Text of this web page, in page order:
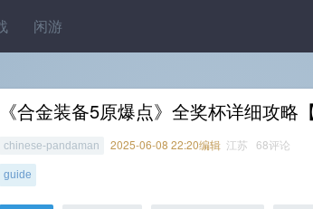
闲游
《合金装备5原爆点》全奖杯详细攻
chinese-pandaman 2025-06-08 22:20编辑 江苏 68评论
guide